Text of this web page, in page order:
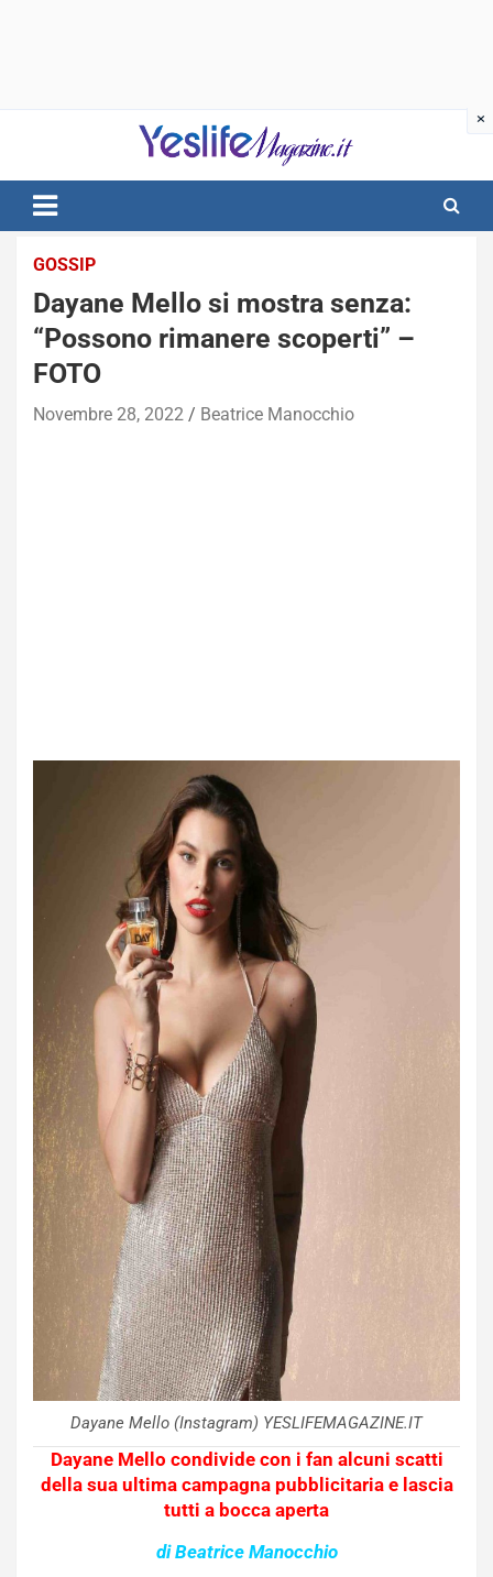
notizie di intrattenimento
GOSSIP
Dayane Mello si mostra senza:
“Possono rimanere scoperti” –
FOTO
Novembre 28, 2022 Beatrice Manocchio
Dayane Mello (Instagram) YESLIFEMAGAZINE.IT
Dayane Mello condivide con i fan alcuni scatti
della sua ultima campagna pubblicitaria e lascia
tutti a bocca aperta
di Beatrice Manocchio